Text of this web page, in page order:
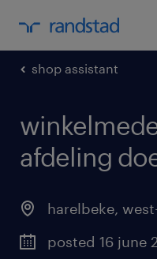
shop assistant
afdeling
harelbeke,
posted 16 june